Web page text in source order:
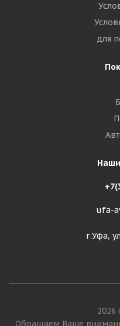
для
ufa-
г.Уфа,
2026
Обращаем Ваше